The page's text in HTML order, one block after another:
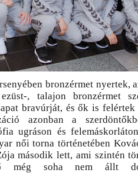
bronzérmet nyertek,
, talajon bronzérmet
bravúrját, és ők is
azonban a
ugráson és
női torna történetében
második lett, ami szintén
még soha nem állt